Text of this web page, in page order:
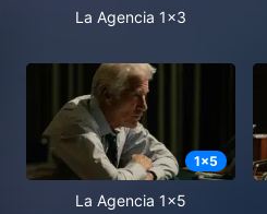
La Agencia 1x3
1x5
La Agencia 1x5